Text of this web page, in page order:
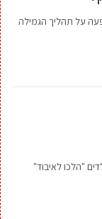
על תהליך הגמילה
"הלכו לאיבוד"